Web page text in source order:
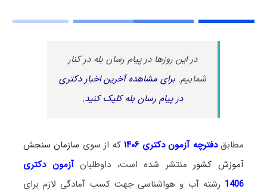
در این روزها در پیام رسان بله در کنار
شماییم.برای مشاهده آخرین اخبار دکتری
در پیام رسان بله کلیک کنید.
مطابق دفترچه آزمون دکتری ۱۴۰۶ که از سوی سازمان سنجش
آموزش کشورمنتشر شده است، داوطلبان آزمون دکتری
1406 رشته آب و هواشناسی جهت کسب آمادگی لازم برای